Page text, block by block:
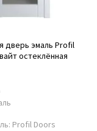
дверь эмаль Profil
остеклённая
Profil Doors